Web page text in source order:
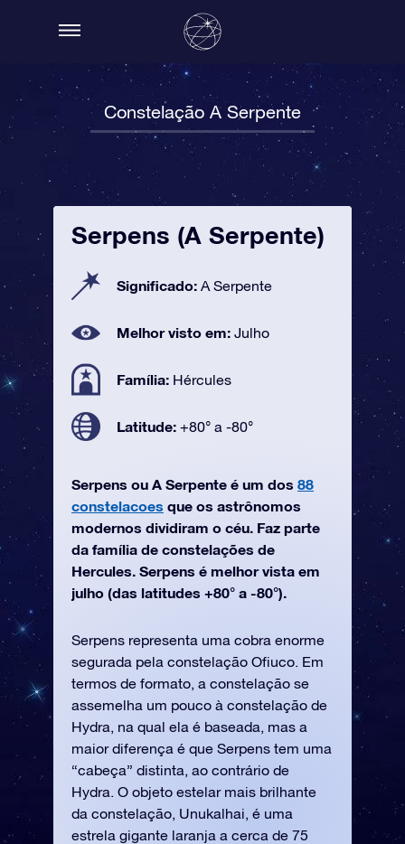
Constelação A Serpente
Serpens (A Serpente)
Significado: A Serpente
Melhor visto em: Julho
Família: Hércules
Latitude: +80° a -80°
Serpens ou A Serpente é um dos 88
constelacoes que os astrônomos
modernos dividiram o céu. Faz parte
da família de constelações de
Hercules. Serpens é melhor vista em
julho (das latitudes +80° a -80°).
Serpens representa uma cobra enorme
segurada pela constelação Ofiuco. Em
termos de formato, a constelação se
assemelha um pouco à constelação de
Hydra, na qual ela é baseada, mas a
maior diferença é que Serpens tem uma
“cabeça” distinta, ao contrário de
Hydra. O objeto estelar mais brilhante
da constelação, Unukalhai, é uma
estrela gigante laranja a cerca de 75